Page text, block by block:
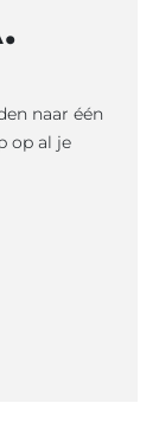
Websites
naar één
op al je